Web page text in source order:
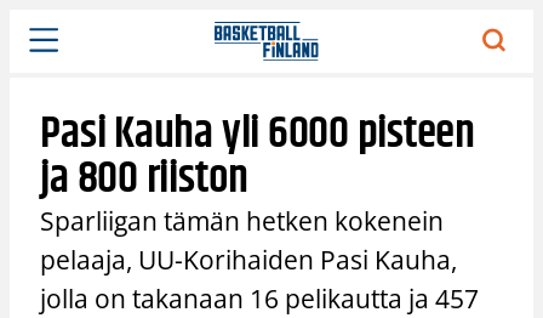
Siirry
sisältöön
Pasi Kauha yli 6000 pisteen
ja 800 riiston
Sparliigan tämän hetken kokenein
pelaaja, UU-Korihaiden Pasi Kauha,
jolla on takanaan 16 pelikautta ja 457